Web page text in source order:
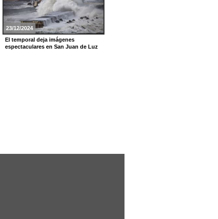
23/12/2024
El temporal deja imágenes
espectaculares en San Juan de Luz